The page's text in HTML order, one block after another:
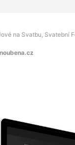
na Svatbu, Svatební